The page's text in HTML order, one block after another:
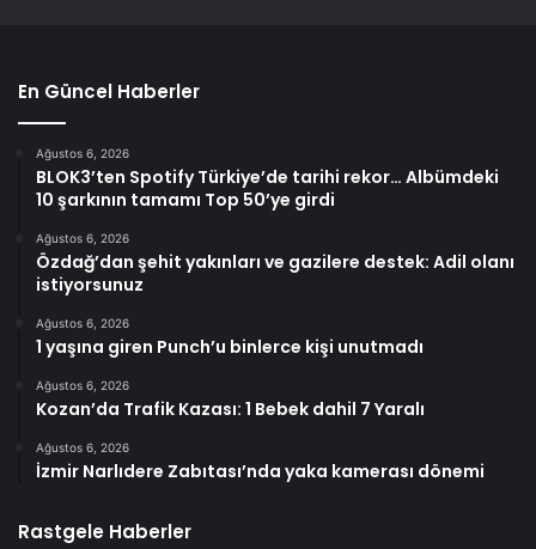
En Güncel Haberler
Ağustos 6, 2026
BLOK3’ten Spotify Türkiye’de tarihi rekor… Albümdeki
10 şarkının tamamı Top 50’ye girdi
Ağustos 6, 2026
Özdağ’dan şehit yakınları ve gazilere destek: Adil olanı
istiyorsunuz
Ağustos 6, 2026
1 yaşına giren Punch’u binlerce kişi unutmadı
Ağustos 6, 2026
Kozan’da Trafik Kazası: 1 Bebek dahil 7 Yaralı
Ağustos 6, 2026
İzmir Narlıdere Zabıtası’nda yaka kamerası dönemi
Rastgele Haberler